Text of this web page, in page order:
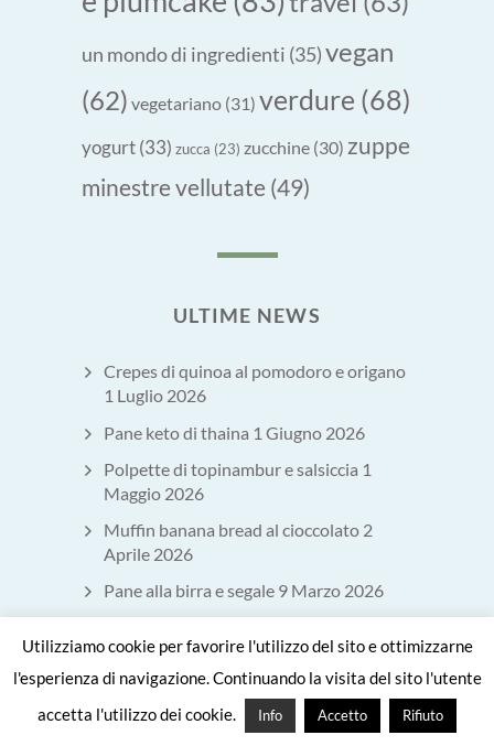
un mondo di ingredienti (35)vegan
(62) vegetariano (31) verdure (68)
yogurt(33) zucca (23) zucchine (30) zuppe
minestre vellutate (49)
ULTIME NEWS
Crepes di quinoa al pomodoro e origano
1 Luglio 2026
Pane keto di thaina 1 Giugno 2026
Polpette di topinambur e salsiccia 1
Maggio 2026
Muffin banana bread al cioccolato 2
Aprile 2026
Pane alla birra e segale 9 Marzo 2026
SULLA SCIA DI RISIKO E I SUOI
TERRITORI. UN PRETESTO PER
Utilizziamo cookie per favorire l'utilizzo del sito e ottimizzarne
l'esperienza di navigazione. Continuando la visita del sito l'utente
accetta l'utilizzo dei cookie.
Info Accetto Rifiuto